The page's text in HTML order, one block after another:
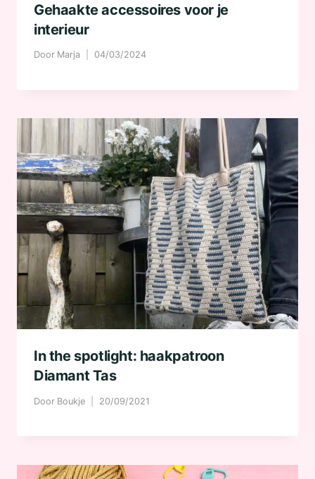
Gehaakte accessoires voor je
interieur
Door Marja 04/03/2024
In the spotlight: haakpatroon
Diamant Tas
Door Boukje 20/09/2021